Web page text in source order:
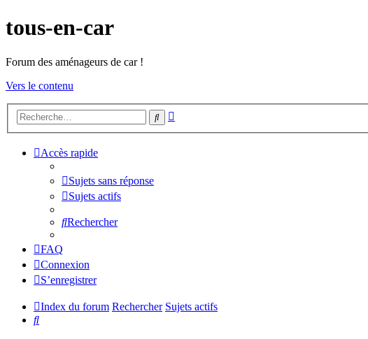
tous-en-car
Forum des aménageurs de car !
Vers le contenu
Rechercher
Accès rapide
Sujets sans réponse
Sujets actifs
Rechercher
FAQ
Connexion
S’enregistrer
Index du forum Rechercher Sujets actifs
Rechercher